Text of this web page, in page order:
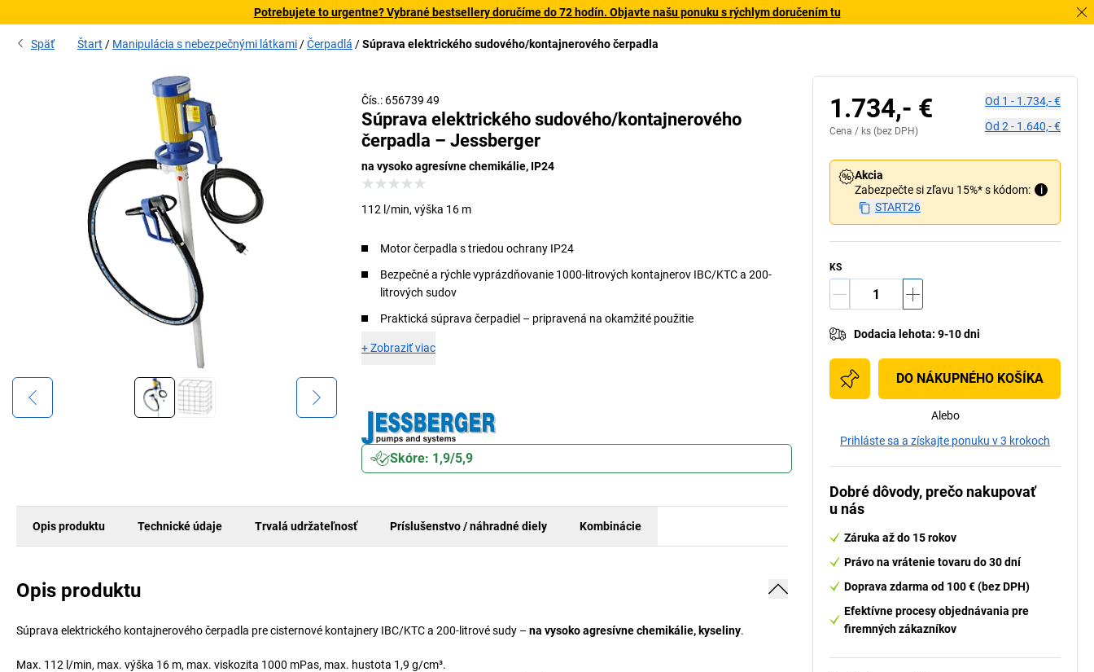
Potrebujete to urgentne? Vybrané bestsellery doručíme do 72 hodín. Objavte našu ponuku s rýchlym doručením tu
Späť Štart Manipulácia s nebezpečnými látkami Čerpadlá Súprava elektrického sudového/kontajnerového čerpadla
Čís.: 656739 49
Súprava elektrického sudového/kontajnerového
čerpadla – Jessberger
na vysoko agresívne chemikálie, IP24
112 l/min, výška 16 m
Motor čerpadla s triedou ochrany IP24
Bezpečné a rýchle vyprázdňovanie 1000-litrových kontajnerov IBC/KTC a 200-
litrových sudov
Praktická súprava čerpadiel – pripravená na okamžité použitie
+Zobraziť viac
Skóre: 1,9/5,9
Opis produktu Technické údaje Trvalá udržateľnosť Príslušenstvo / náhradné diely Kombinácie
Opis produktu
Súprava elektrického kontajnerového čerpadla pre cisternové kontajnery IBC/KTC a 200-litrové sudy – na vysoko agresívne chemikálie, kyseliny.
Max. 112 l/min, max. výška 16 m, max. viskozita 1000 mPas, max. hustota 1,9 g/cm³.
1.734,- €
Cena / ks (bez DPH)
Od 1 - 1.734,- €
Od 2 - 1.640,- €
Akcia
Zabezpečte si zľavu 15%* s kódom:
i
START26
KS
Dodacia lehota: 9-10 dni
DO NÁKUPNÉHO KOŠÍKA
Alebo
Prihláste sa a získajte ponuku v 3 krokoch
Dobré dôvody, prečo nakupovať
u nás
Záruka až do 15 rokov
Právo na vrátenie tovaru do 30 dní
Doprava zdarma od 100 € (bez DPH)
Efektívne procesy objednávania pre
firemných zákazníkov